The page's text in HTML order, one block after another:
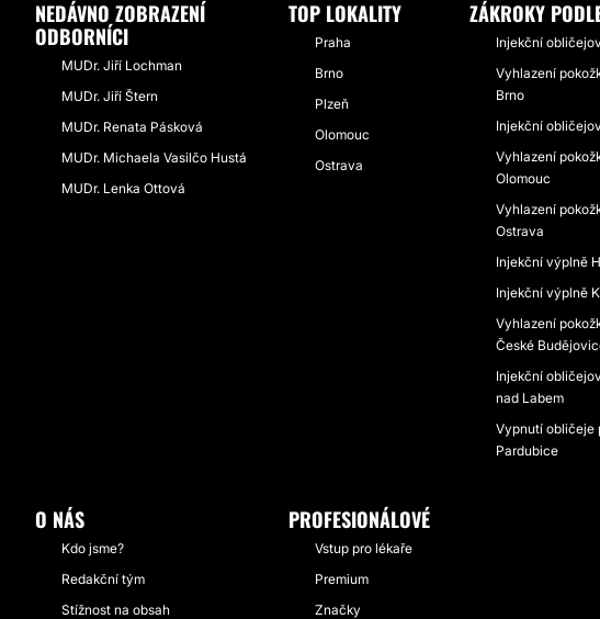
NEDÁVNO ZOBRAZENÍ
ODBORNÍCI
MUDr. Jiří Lochman
MUDr. Jiří Štern
MUDr. Renata Pásková
MUDr. Michaela Vasilčo Hustá
MUDr. Lenka Ottová
TOP LOKALITY
Praha
Brno
Plzeň
Olomouc
Ostrava
ZÁKROKY
Injekční
Vyhlazení
Brno
Injekční
Vyhlazení
Olomouc
Vyhlazení
Ostrava
Injekční výplně
Injekční výplně
Vyhlazení
České
Injekční
nad Labem
Vypnutí obličeje
Pardubice
O NÁS
Kdo jsme?
Redakční tým
Stížnost na obsah
PROFESIONÁLOVÉ
Vstup pro lékaře
Premium
Značky